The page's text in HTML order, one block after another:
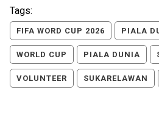
Tags:
FIFA WORD CUP 2026 PIALA
WORLD CUP PIALA DUNIA
VOLUNTEER SUKARELAWAN